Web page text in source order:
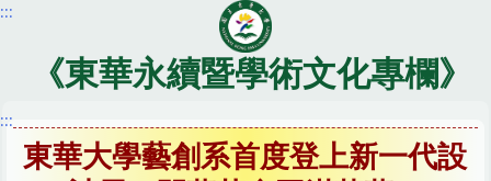
跳
內
區
:::
《東華永續暨學術文化專欄》
:::
東華大學藝創系首度登上新一代設